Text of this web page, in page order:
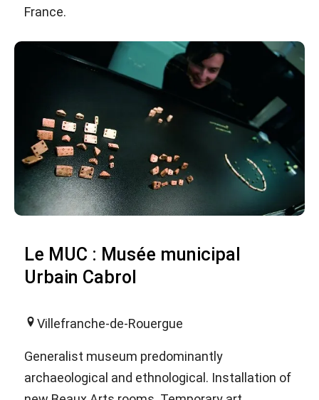
France.
Le MUC : Musée municipal
Urbain Cabrol
Villefranche-de-Rouergue
Generalist museum predominantly
archaeological and ethnological. Installation of